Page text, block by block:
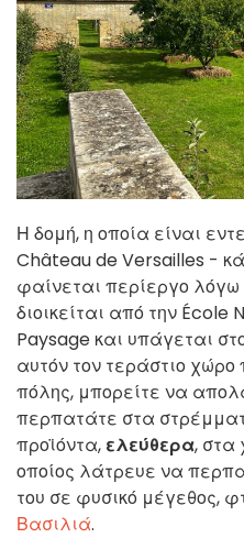
Η δομή, η οποία είναι
Château de Versailles -
φαίνεται περίεργο λόγω
διοικείται από την
Paysage και υπάγεται
αυτόν τον τεράστιο χώρο
πόλης, μπορείτε να
περπατάτε στα
προϊόντα, ελεύθερα, στα
οποίος λάτρευε να
του σε φυσικό μέγεθος,
Βασιλιά.